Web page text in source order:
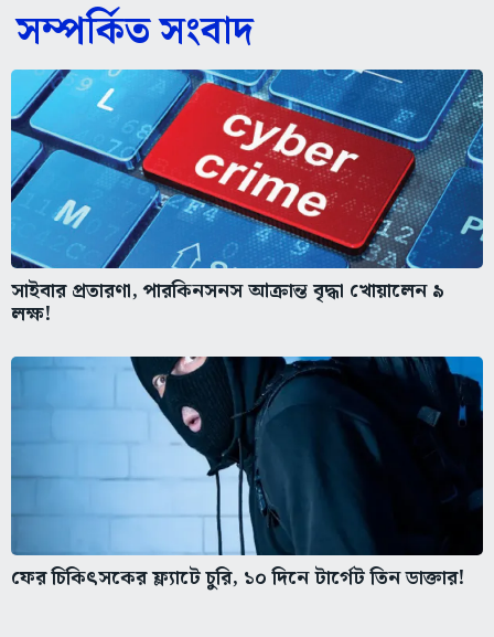
সম্পর্কিত সংবাদ
সাইবার প্রতারণা, পারকিনসনস আক্রান্ত বৃদ্ধা খোয়ালেন ৯
লক্ষ!
ফের চিকিৎসকের ফ্ল্যাটে চুরি, ১০ দিনে টার্গেট তিন ডাক্তার!